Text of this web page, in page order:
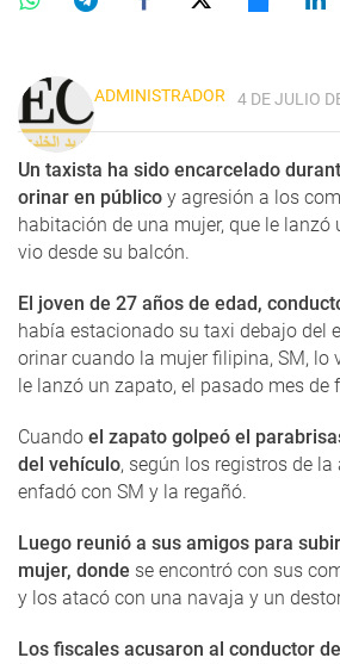
ADMINISTRADOR 4 DE JULIO
Un taxista ha sido encarcelado
orinar en público y agresión a los
habitación de una mujer, que le
vio desde su balcón.
El joven de 27 años de edad,
había estacionado su taxi debajo del
orinar cuando la mujer filipina, SM, lo
le lanzó un zapato, el pasado mes de
Cuando el zapato golpeó el
del vehículo, según los registros de
enfadó con SM y la regañó.
Luego reunió a sus amigos para
mujer, donde se encontró con sus
y los atacó con una navaja y un
Los fiscales acusaron al conductor